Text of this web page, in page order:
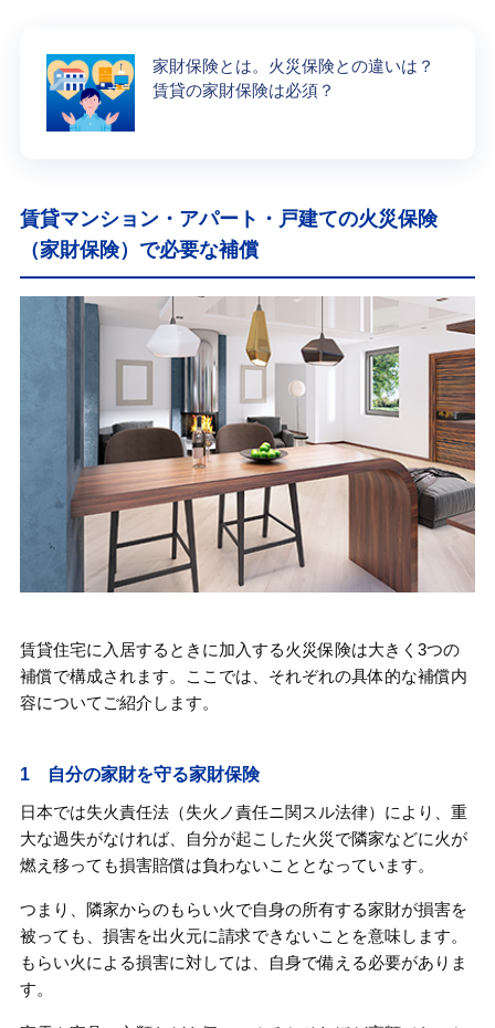
家財保険とは。火災保険との違いは？
賃貸の家財保険は必須？
賃貸マンション・アパート・戸建ての火災保険
（家財保険）で必要な補償
賃貸住宅に入居するときに加入する火災保険は大きく3つの
補償で構成されます。ここでは、それぞれの具体的な補償内
容についてご紹介します。
1 自分の家財を守る家財保険
日本では失火責任法（失火ノ責任ニ関スル法律）により、重
大な過失がなければ、自分が起こした火災で隣家などに火が
燃え移っても損害賠償は負わないこととなっています。
つまり、隣家からのもらい火で自身の所有する家財が損害を
被っても、損害を出火元に請求できないことを意味します。
もらい火による損害に対しては、自身で備える必要がありま
す。